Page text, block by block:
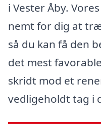
i Vester Åby.
nemt for dig at
så du kan få den
det mest
skridt mod et
vedligeholdt tag i